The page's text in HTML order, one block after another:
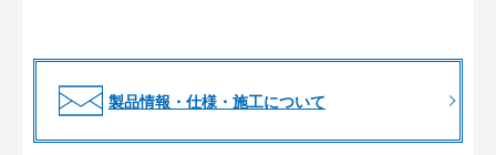
製品情報・仕様・施工について